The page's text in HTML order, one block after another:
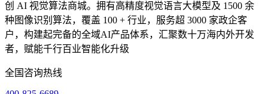
创 AI 视觉算法商城。拥有高精度视觉语言大模型及 1500 余
种图像识别算法，覆盖 100 + 行业，服务超 3000 家政企客
户，构建起完备的全域AI产品体系，汇聚数十万海内外开发
者，赋能千行百业智能化升级
全国咨询热线